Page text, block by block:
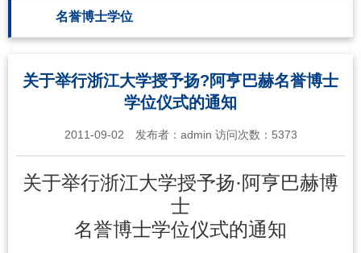
名誉博士学位
关于举行浙江大学授予扬?阿亨巴赫名誉博士
学位仪式的通知
2011-09-02 发布者： admin 访问次数： 5373
关于举行浙江大学授予扬·阿亨巴赫博
士
名誉博士学位仪式的通知